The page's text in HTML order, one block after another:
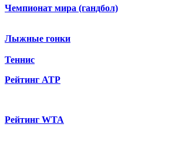
Чемпионат мира (гандбол)
Лыжные гонки
Теннис
Рейтинг ATP
Рейтинг WTA